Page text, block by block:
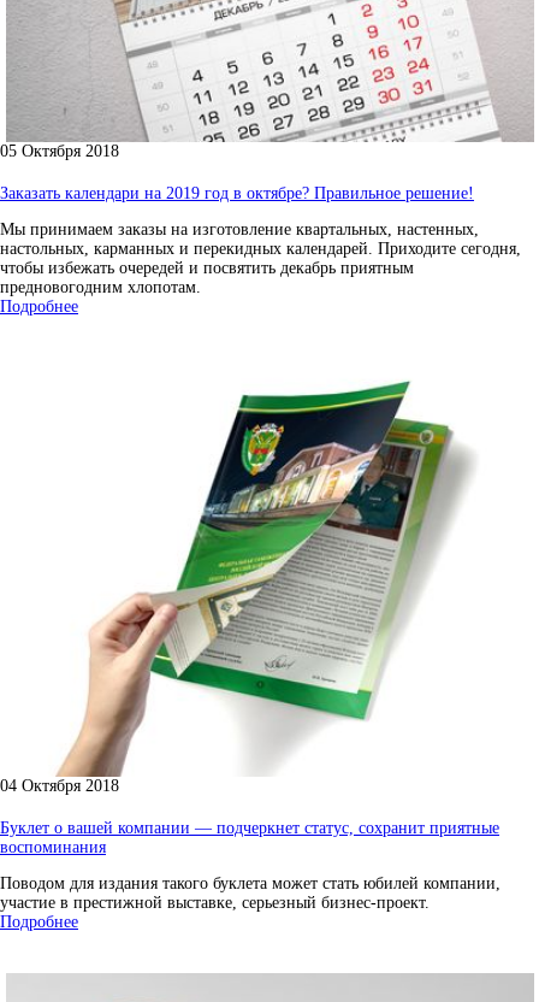
05 Октября 2018
Заказать календари на 2019 год в октябре? Правильное решение!
Мы принимаем заказы на изготовление квартальных, настенных,
настольных, карманных и перекидных календарей. Приходите сегодня,
чтобы избежать очередей и посвятить декабрь приятным
предновогодним хлопотам.
Подробнее
04 Октября 2018
Буклет о вашей компании — подчеркнет статус, сохранит приятные
воспоминания
Поводом для издания такого буклета может стать юбилей компании,
участие в престижной выставке, серьезный бизнес-проект.
Подробнее